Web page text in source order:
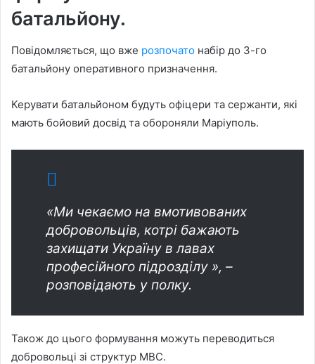
батальйону.
Повідомляється, що вже розпочато набір до 3-го
батальйону оперативного призначення.
Керувати батальйоном будуть офіцери та сержанти, які
мають бойовий досвід та обороняли Маріуполь.
«Ми чекаємо на вмотивованих
добровольців, котрі бажають
захищати Україну в лавах
професійного підрозділу », –
розповідають у полку.
Також до цього формування можуть переводиться
добровольці зі структур МВС.